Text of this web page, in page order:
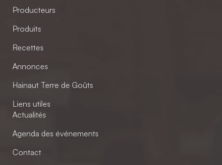
Producteurs
Produits
Recettes
Annonces
Hainaut Terre de Goûts
Liens utiles
Actualités
Agenda des événements
Contact